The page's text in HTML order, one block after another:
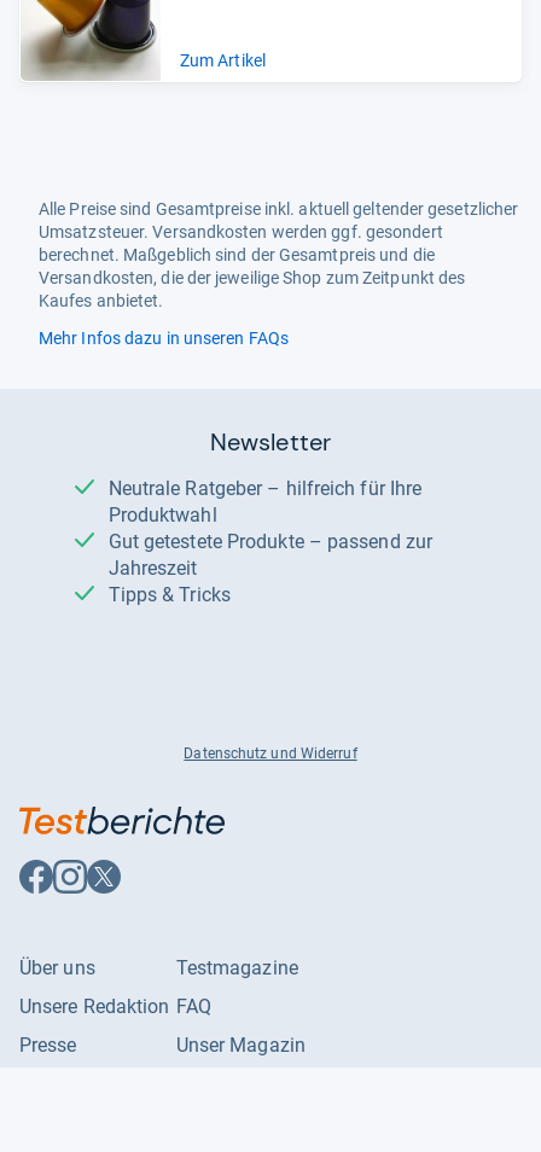
Zum Artikel
Alle Preise sind Gesamtpreise inkl. aktuell geltender gesetzlicher
Umsatzsteuer. Versandkosten werden ggf. gesondert
berechnet. Maßgeblich sind der Gesamtpreis und die
Versandkosten, die der jeweilige Shop zum Zeitpunkt des
Kaufes anbietet.
Mehr Infos dazu in unseren FAQs
Newsletter
Neutrale Ratgeber – hilfreich für Ihre
Produktwahl
Gut getestete Produkte – passend zur
Jahreszeit
Tipps & Tricks
Datenschutz und Widerruf
Auf
Facebook
Auf
Instagram
Auf
X
Über uns
Unsere Redaktion
Presse
Testmagazine
FAQ
Unser Magazin